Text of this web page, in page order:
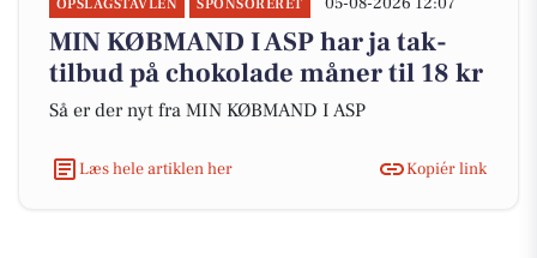
OPSLAGSTAVLEN SPONSORERET
MIN KØBMAND I ASP har ja tak-
tilbud på chokolade måner til 18 kr
Så er der nyt fra MIN KØBMAND I ASP
Læs hele artiklen her Kopiér link